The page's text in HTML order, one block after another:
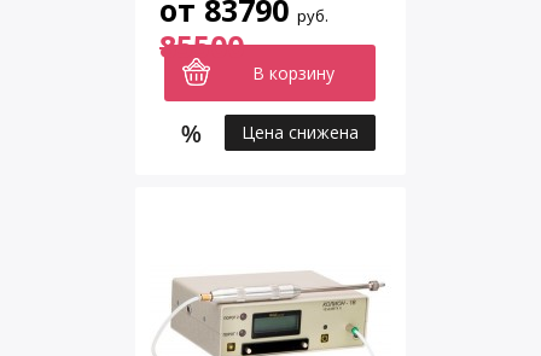
от 83790 руб.
85500
В корзину
Цена снижена